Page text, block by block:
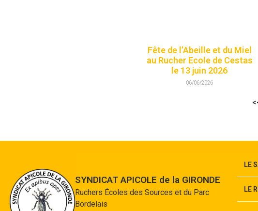
Fête de l’Abeille et du Miel
au Rucher Ecole de Cestas
le 13 juin 2026
06/06/2026
SYNDICAT APICOLE de la GIRONDE
Ruchers Écoles des Sources et du Parc
Bordelais
LE
LE